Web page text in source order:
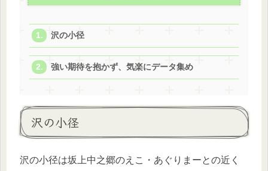
沢の小径
強い期待を抱かず、気楽にデータ集め
沢の小径
沢の小径は坂上中之郷のえこ・あぐりまーとの近く